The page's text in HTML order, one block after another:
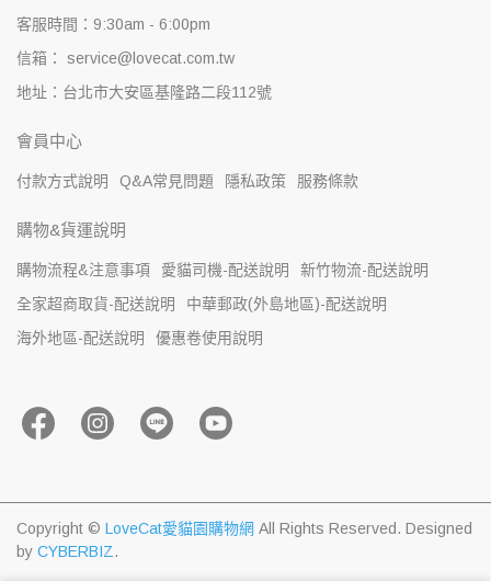
客服時間：9:30am - 6:00pm
信箱： service@lovecat.com.tw
地址：台北市大安區基隆路二段112號
會員中心
付款方式說明 Q&A常見問題 隱私政策 服務條款
購物&貨運說明
購物流程&注意事項 愛貓司機-配送說明
新竹物流-配送說明
全家超商取貨-配送說明
中華郵政(外島地區)-配送說明
海外地區-配送說明
優惠卷使用說明
Copyright © LoveCat愛貓園購物網 All Rights Reserved. Designed
by CYBERBIZ.